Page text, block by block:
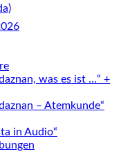
was es ist …“ +
– Atemkunde“
in Audio“